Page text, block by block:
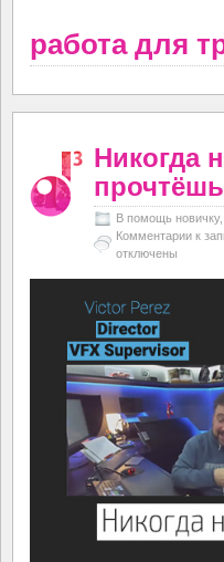
работа для
Никогда
В помощь новичку,
Комментарии к
отключены